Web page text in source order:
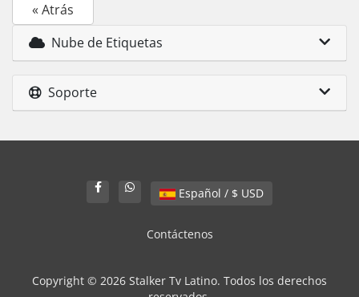
« Atrás
Nube de Etiquetas
Soporte
Español / $ USD
Contáctenos
Copyright © 2026 Stalker Tv Latino. Todos los derechos